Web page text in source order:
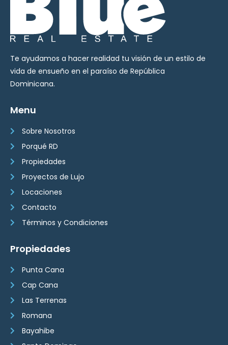
Te ayudamos a hacer realidad tu visión de un estilo de
vida de ensueño en el paraíso de República
Dominicana.
Menu
Sobre Nosotros
Porqué RD
Propiedades
Proyectos de Lujo
Locaciones
Contacto
Términos y Condiciones
Propiedades
Punta Cana
Cap Cana
Las Terrenas
Romana
Bayahibe